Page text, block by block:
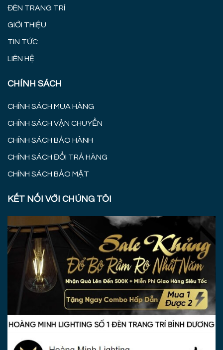
ĐÈN TRANG TRÍ
GIỚI THIỆU
TIN TỨC
LIÊN HỆ
CHÍNH SÁCH
CHÍNH SÁCH MUA HÀNG
CHÍNH SÁCH VẬN CHUYỂN
CHÍNH SÁCH BẢO HÀNH
CHÍNH SÁCH ĐỔI TRẢ HÀNG
CHÍNH SÁCH BẢO MẬT
KẾT NỐI VỚI CHÚNG TÔI